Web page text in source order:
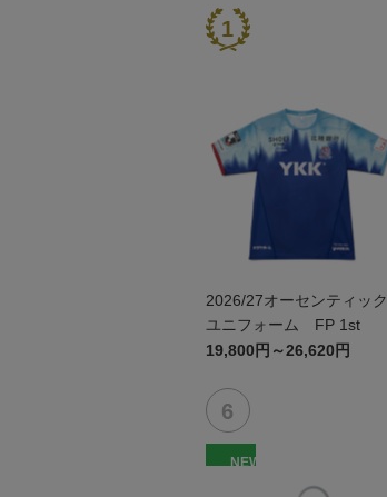
2026/27オーセンティック
ユニフォーム FP 1st
19,800円～26,620円
NEW